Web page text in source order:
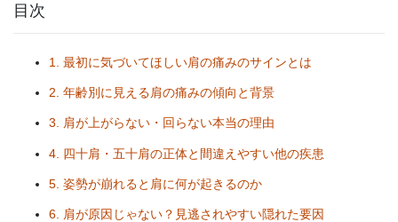
目次
1. 最初に気づいてほしい肩の痛みのサインとは
2. 年齢別に見える肩の痛みの傾向と背景
3. 肩が上がらない・回らない本当の理由
4. 四十肩・五十肩の正体と間違えやすい他の疾患
5. 姿勢が崩れると肩に何が起きるのか
6. 肩が原因じゃない？見逃されやすい隠れた要因